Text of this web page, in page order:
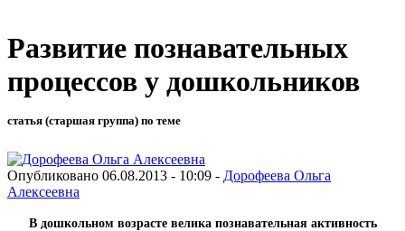
Развитие познавательных
процессов у дошкольников
статья (старшая группа) по теме
Опубликовано 06.08.2013 - 10:09 - Дорофеева Ольга
Алексеевна
В дошкольном возрасте велика познавательная активность